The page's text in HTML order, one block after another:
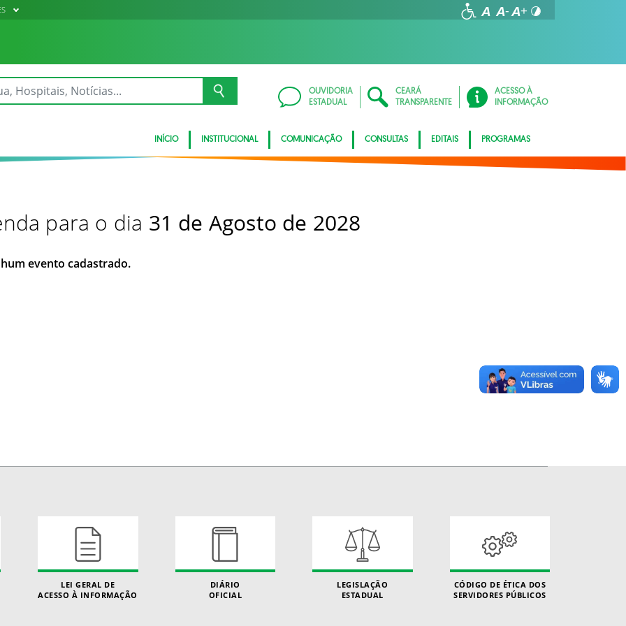
OUVIDORIA
ESTADUAL
CEARÁ
TRANSPARENTE
ACESSO À
INFORMAÇÃO
INÍCIO INSTITUCIONAL COMUNICAÇÃO CONSULTAS EDITAIS PROGRAMAS
para o dia 31 de Agosto de 2028
evento cadastrado.
LEI GERAL DE
ACESSO À INFORMAÇÃO
DIÁRIO
OFICIAL
LEGISLAÇÃO
ESTADUAL
CÓDIGO DE ÉTICA DOS
SERVIDORES PÚBLICOS